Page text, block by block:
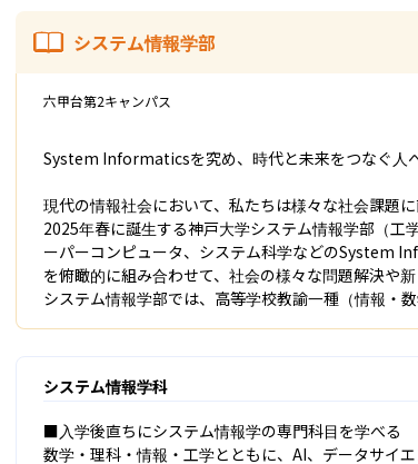
システム情報学部
六甲台第2キャンパス
System Informaticsを究め、時代と未来をつなぐ人
現代の情報社会において、私たちは様々な社会課題に
2025年春に誕生する神戸大学システム情報学部（
ーパーコンピュータ、システム科学などのSystem
を俯瞰的に組み合わせて、社会の様々な問題解決や
システム情報学部では、高等学校教諭一種（情報・
システム情報学科
■入学後直ちにシステム情報学の専門科目を学べる
数学・理科・情報・工学とともに、AI、データサイ